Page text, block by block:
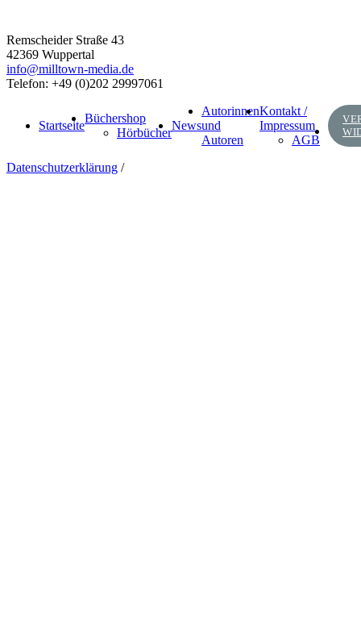
Remscheider Straße 43
42369 Wuppertal
info@milltown-media.de
Telefon: +49 (0)202 29997061
Startseite
Büchershop
Hörbücher
News
Autorinnen
und
Autoren
Kontakt /
Impressum
AGB
Datenschutzerklärung /